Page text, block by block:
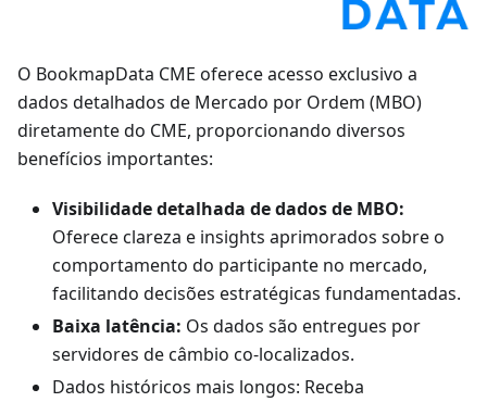
O BookmapData CME oferece acesso exclusivo a
dados detalhados de Mercado por Ordem (MBO)
diretamente do CME, proporcionando diversos
benefícios importantes:
Visibilidade detalhada de dados de MBO:
Oferece clareza e insights aprimorados sobre o
comportamento do participante no mercado,
facilitando decisões estratégicas fundamentadas.
Baixa latência: Os dados são entregues por
servidores de câmbio co-localizados.
Dados históricos mais longos: Receba